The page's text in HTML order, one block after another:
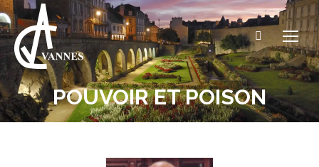
Recherche
:
POUVOIR ET POISON
Vous êtes ici :